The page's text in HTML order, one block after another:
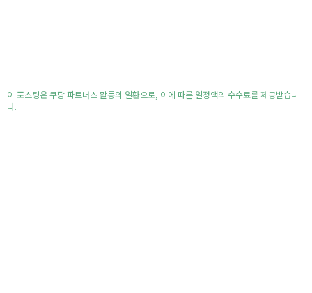
이 포스팅은 쿠팡 파트너스 활동의 일환으로, 이에 따른 일정액의 수수료를 제공받습니
다.